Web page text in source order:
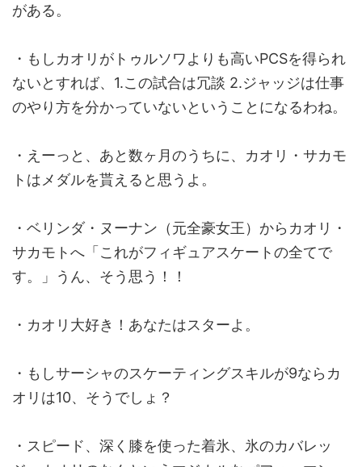
がある。
・もしカオリがトゥルソワよりも高いPCSを得られ
ないとすれば、1.この試合は冗談 2.ジャッジは仕事
のやり方を分かっていないということになるわね。
・えーっと、あと数ヶ月のうちに、カオリ・サカモ
トはメダルを貰えると思うよ。
・ベリンダ・ヌーナン（元全豪女王）からカオリ・
サカモトへ「これがフィギュアスケートの全てで
す。」うん、そう思う！！
・カオリ大好き！あなたはスターよ。
・もしサーシャのスケーティングスキルが9ならカ
オリは10、そうでしょ？
・スピード、深く膝を使った着氷、氷のカバレッ